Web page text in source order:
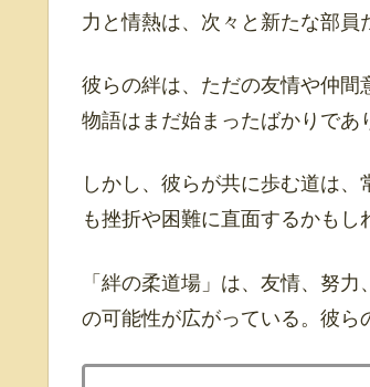
力と情熱は、次々と新たな部員
彼らの絆は、ただの友情や仲
物語はまだ始まったばかりであ
しかし、彼らが共に歩む道は
も挫折や困難に直面するかもし
「絆の柔道場」は、友情、努
の可能性が広がっている。彼ら